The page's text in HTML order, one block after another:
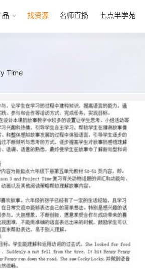
品 找资源 名师直播 七点半学苑
Time